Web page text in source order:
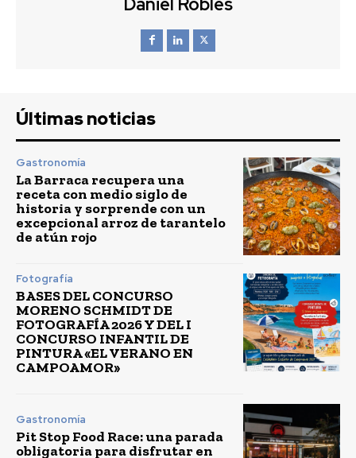
Daniel Robles
Últimas noticias
Gastronomía
La Barraca recupera una
receta con medio siglo de
historia y sorprende con un
excepcional arroz de tarantelo
de atún rojo
Fotografía
BASES DEL CONCURSO
MORENO SCHMIDT DE
FOTOGRAFÍA 2026 Y DEL I
CONCURSO INFANTIL DE
PINTURA «EL VERANO EN
CAMPOAMOR»
Gastronomía
Pit Stop Food Race: una parada
obligatoria para disfrutar en